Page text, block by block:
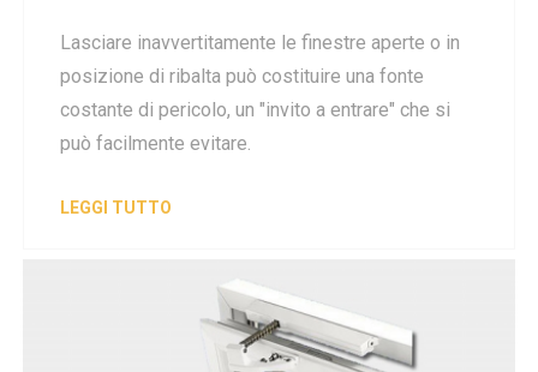
Lasciare inavvertitamente le finestre aperte o in
posizione di ribalta può costituire una fonte
costante di pericolo, un "invito a entrare" che si
può facilmente evitare.
LEGGI TUTTO